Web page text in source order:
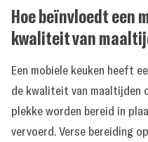
Hoe beïnvloedt een
kwaliteit van
Een mobiele keuken heeft
de kwaliteit van maaltijden
plekke worden bereid in
vervoerd. Verse bereiding